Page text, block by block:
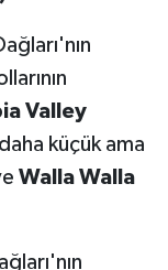
Valley
küçük ama
Walla Walla